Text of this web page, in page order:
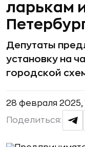
ларькам
Депутаты
установку на
городской
28 февраля 2025,
Поделиться: